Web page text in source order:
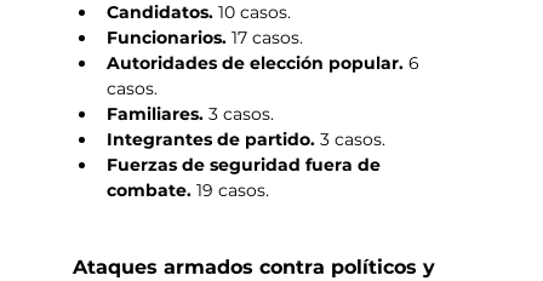
Candidatos. 10 casos.
Funcionarios. 17 casos.
Autoridades de elección popular. 6
casos.
Familiares. 3 casos.
Integrantes de partido. 3 casos.
Fuerzas de seguridad fuera de
combate. 19 casos.
Ataques armados contra políticos y